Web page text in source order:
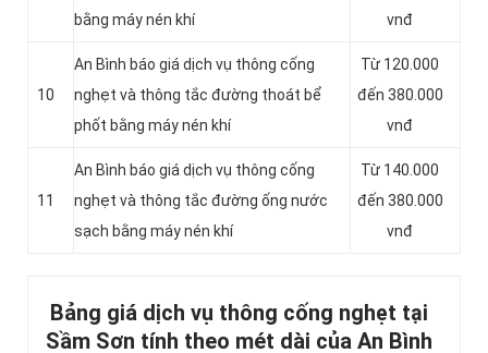
bằng máy nén khí
vnđ
10
An Bình báo giá dịch vụ thông cống
nghẹt và thông tắc đường thoát bể
phốt bằng máy nén khí
Từ 120.000
đến 380.000
vnđ
11
An Bình báo giá dịch vụ thông cống
nghẹt và thông tắc đường ống nước
sạch bằng máy nén khí
Từ 140.000
đến 380.000
vnđ
Bảng giá dịch vụ thông cống nghẹt tại
Sầm Sơn tính theo mét dài của An Bình